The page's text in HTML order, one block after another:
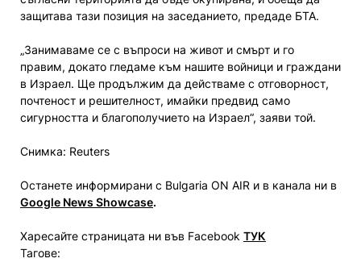
защитава тази позиция на заседанието, предаде БТА.
„Занимаваме се с въпроси на живот и смърт и го
правим, докато гледаме към нашите войници и граждани
в Израел. Ще продължим да действаме с отговорност,
почтеност и решителност, имайки предвид само
сигурността и благополучието на Израел“, заяви той.
Снимка: Reuters
Останете информирани с Bulgaria ON AIR и в канала ни в
Google News Showcase.
Харесайте страницата ни във Facebook ТУК
Тагове: